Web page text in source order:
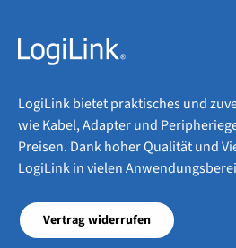
LogiLink bietet praktisches und
wie Kabel, Adapter und
Preisen. Dank hoher Qualität und
LogiLink in vielen
Vertrag widerrufen